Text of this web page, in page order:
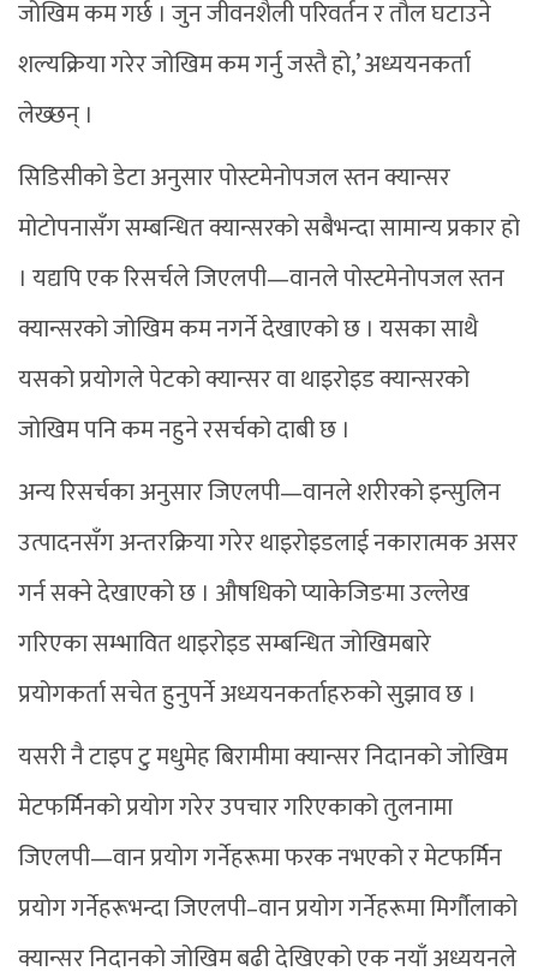
जोखिम कम गर्छ । जुन जीवनशैली परिवर्तन र तौल घटाउने
शल्यक्रिया गरेर जोखिम कम गर्नु जस्तै हो,’ अध्ययनकर्ता
लेख्छन् ।
सिडिसीको डेटा अनुसार पोस्टमेनोपजल स्तन क्यान्सर
मोटोपनासँग सम्बन्धित क्यान्सरको सबैभन्दा सामान्य प्रकार हो
। यद्यपि एक रिसर्चले जिएलपी—वानले पोस्टमेनोपजल स्तन
क्यान्सरको जोखिम कम नगर्ने देखाएको छ । यसका साथै
यसको प्रयोगले पेटको क्यान्सर वा थाइरोइड क्यान्सरको
जोखिम पनि कम नहुने रसर्चको दाबी छ ।
अन्य रिसर्चका अनुसार जिएलपी—वानले शरीरको इन्सुलिन
उत्पादनसँग अन्तरक्रिया गरेर थाइरोइडलाई नकारात्मक असर
गर्न सक्ने देखाएको छ । औषधिको प्याकेजिङमा उल्लेख
गरिएका सम्भावित थाइरोइड सम्बन्धित जोखिमबारे
प्रयोगकर्ता सचेत हुनुपर्ने अध्ययनकर्ताहरुको सुझाव छ ।
यसरी नै टाइप टु मधुमेह बिरामीमा क्यान्सर निदानको जोखिम
मेटफर्मिनको प्रयोग गरेर उपचार गरिएकाको तुलनामा
जिएलपी—वान प्रयोग गर्नेहरूमा फरक नभएको र मेटफर्मिन
प्रयोग गर्नेहरूभन्दा जिएलपी–वान प्रयोग गर्नेहरूमा मिर्गौलाको
क्यान्सर निदानको जोखिम बढी देखिएको एक नयाँ अध्ययनले